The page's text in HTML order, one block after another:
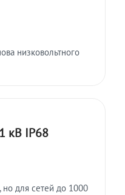
низковольтного
кВ IP68
но для сетей до 1000